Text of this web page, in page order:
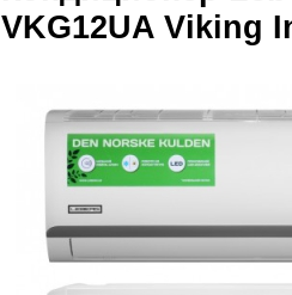
VKG12UA Viking